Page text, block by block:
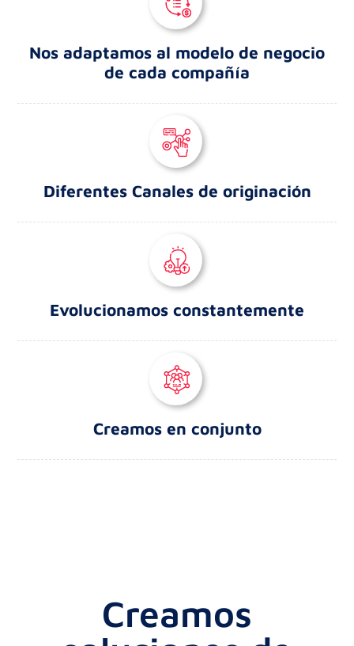
Nos adaptamos al modelo de negocio
de cada compañía
Diferentes Canales de originación
Evolucionamos constantemente
Creamos en conjunto
Creamos